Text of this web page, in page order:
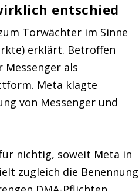
entschied
Torwächter im Sinne
erklärt. Betroffen
Messenger als
Meta klagte
von Messenger und
nichtig, soweit Meta in
zugleich die Benennung